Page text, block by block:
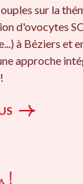
sur la
d'ovocytes
à Béziers et
approche